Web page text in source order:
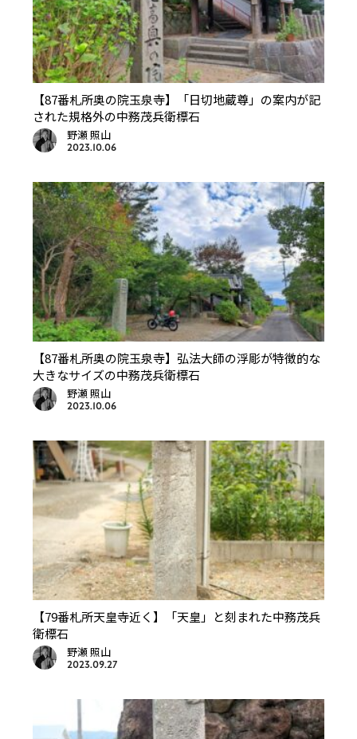
【87番札所奥の院玉泉寺】「日切地蔵尊」の案内が記
された規格外の中務茂兵衛標石
野瀬 照山
2023.10.06
【87番札所奥の院玉泉寺】弘法大師の浮彫が特徴的な
大きなサイズの中務茂兵衛標石
野瀬 照山
2023.10.06
【79番札所天皇寺近く】「天皇」と刻まれた中務茂兵
衛標石
野瀬 照山
2023.09.27